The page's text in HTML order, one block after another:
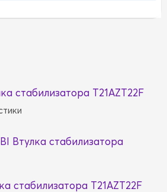
стабилизатора T21AZT22F
Втулка стабилизатора
стабилизатора T21AZT22F